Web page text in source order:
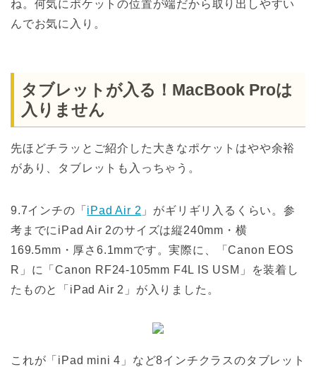
ね。何気にポケットの位置が端だから取り出しやすい
んでお気に入り。
タブレットが入る！MacBook Proは
入りません
先ほどチラッとご紹介した大きなポケットはやや余裕
があり、タブレットも入っちゃう。
9.7インチの「 iPad Air 2 」がギリギリ入るくらい。参
考までにiPad Air 2のサイズは縦240mm・横
169.5mm・厚さ6.1mmです。実際に、「Canon EOS
R」に「Canon RF24-105mm F4L IS USM」を装着し
たものと「iPad Air 2」が入りました。
これが「iPad mini 4」など8インチクラスのタブレット